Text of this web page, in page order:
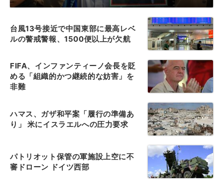
台風13号接近で中国東部に最高レベ
ルの警戒警報、1500便以上が欠航
FIFA、インファンティーノ会長を貶
める「組織的かつ継続的な妨害」を
非難
ハマス、ガザ和平案「履行の準備あ
り」 米にイスラエルへの圧力要求
パトリオット保管の軍施設上空に不
審ドローン ドイツ西部